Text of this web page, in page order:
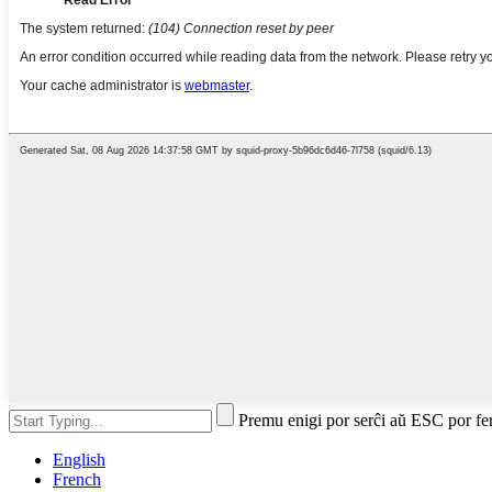
Premu enigi por serĉi aŭ ESC por
English
French